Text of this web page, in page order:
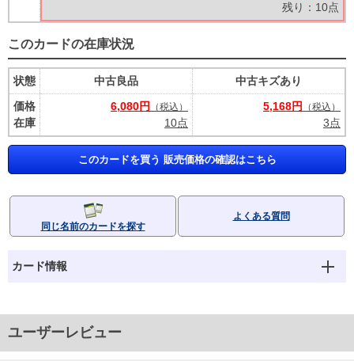
残り：10点
このカードの在庫状況
状態
価格
在庫
中古良品
6,080円
（税込）
10点
中古キズあり
5,168円
（税込）
3点
このカードを買う 販売価格の確認はこちら
同じ名前のカードを探す
よくある質問
カード情報
ユーザーレビュー